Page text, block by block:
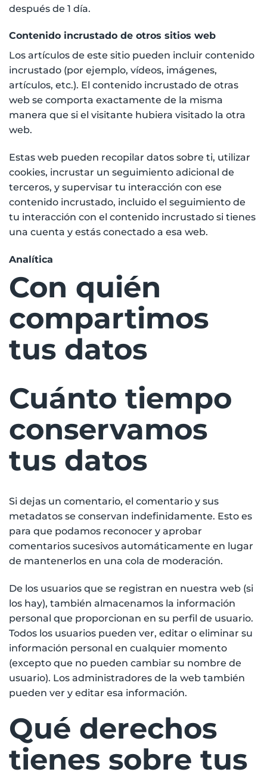
después de 1 día.
Contenido incrustado de otros sitios web
Los artículos de este sitio pueden incluir contenido
incrustado (por ejemplo, vídeos, imágenes,
artículos, etc.). El contenido incrustado de otras
web se comporta exactamente de la misma
manera que si el visitante hubiera visitado la otra
web.
Estas web pueden recopilar datos sobre ti, utilizar
cookies, incrustar un seguimiento adicional de
terceros, y supervisar tu interacción con ese
contenido incrustado, incluido el seguimiento de
tu interacción con el contenido incrustado si tienes
una cuenta y estás conectado a esa web.
Analítica
Con quién
compartimos
tus datos
Cuánto tiempo
conservamos
tus datos
Si dejas un comentario, el comentario y sus
metadatos se conservan indefinidamente. Esto es
para que podamos reconocer y aprobar
comentarios sucesivos automáticamente en lugar
de mantenerlos en una cola de moderación.
De los usuarios que se registran en nuestra web (si
los hay), también almacenamos la información
personal que proporcionan en su perfil de usuario.
Todos los usuarios pueden ver, editar o eliminar su
información personal en cualquier momento
(excepto que no pueden cambiar su nombre de
usuario). Los administradores de la web también
pueden ver y editar esa información.
Qué derechos
tienes sobre tus